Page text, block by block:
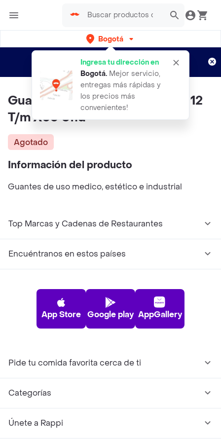
Bogotá
Ingresa tu dirección en
Bogotá. Mejor servicio,
entregas más rápidas y
los precios más
convenientes!
envíos gratis por semanas
Aplican TyC
Guante Nitrilo Lite Azul Calibre 12
T/m X50 Und
Agotado
Información del producto
Guantes de uso medico, estético e industrial
Top Marcas y Cadenas de Restaurantes
Encuéntranos en estos países
App Store Google play AppGallery
Pide tu comida favorita cerca de ti
Categorías
Únete a Rappi